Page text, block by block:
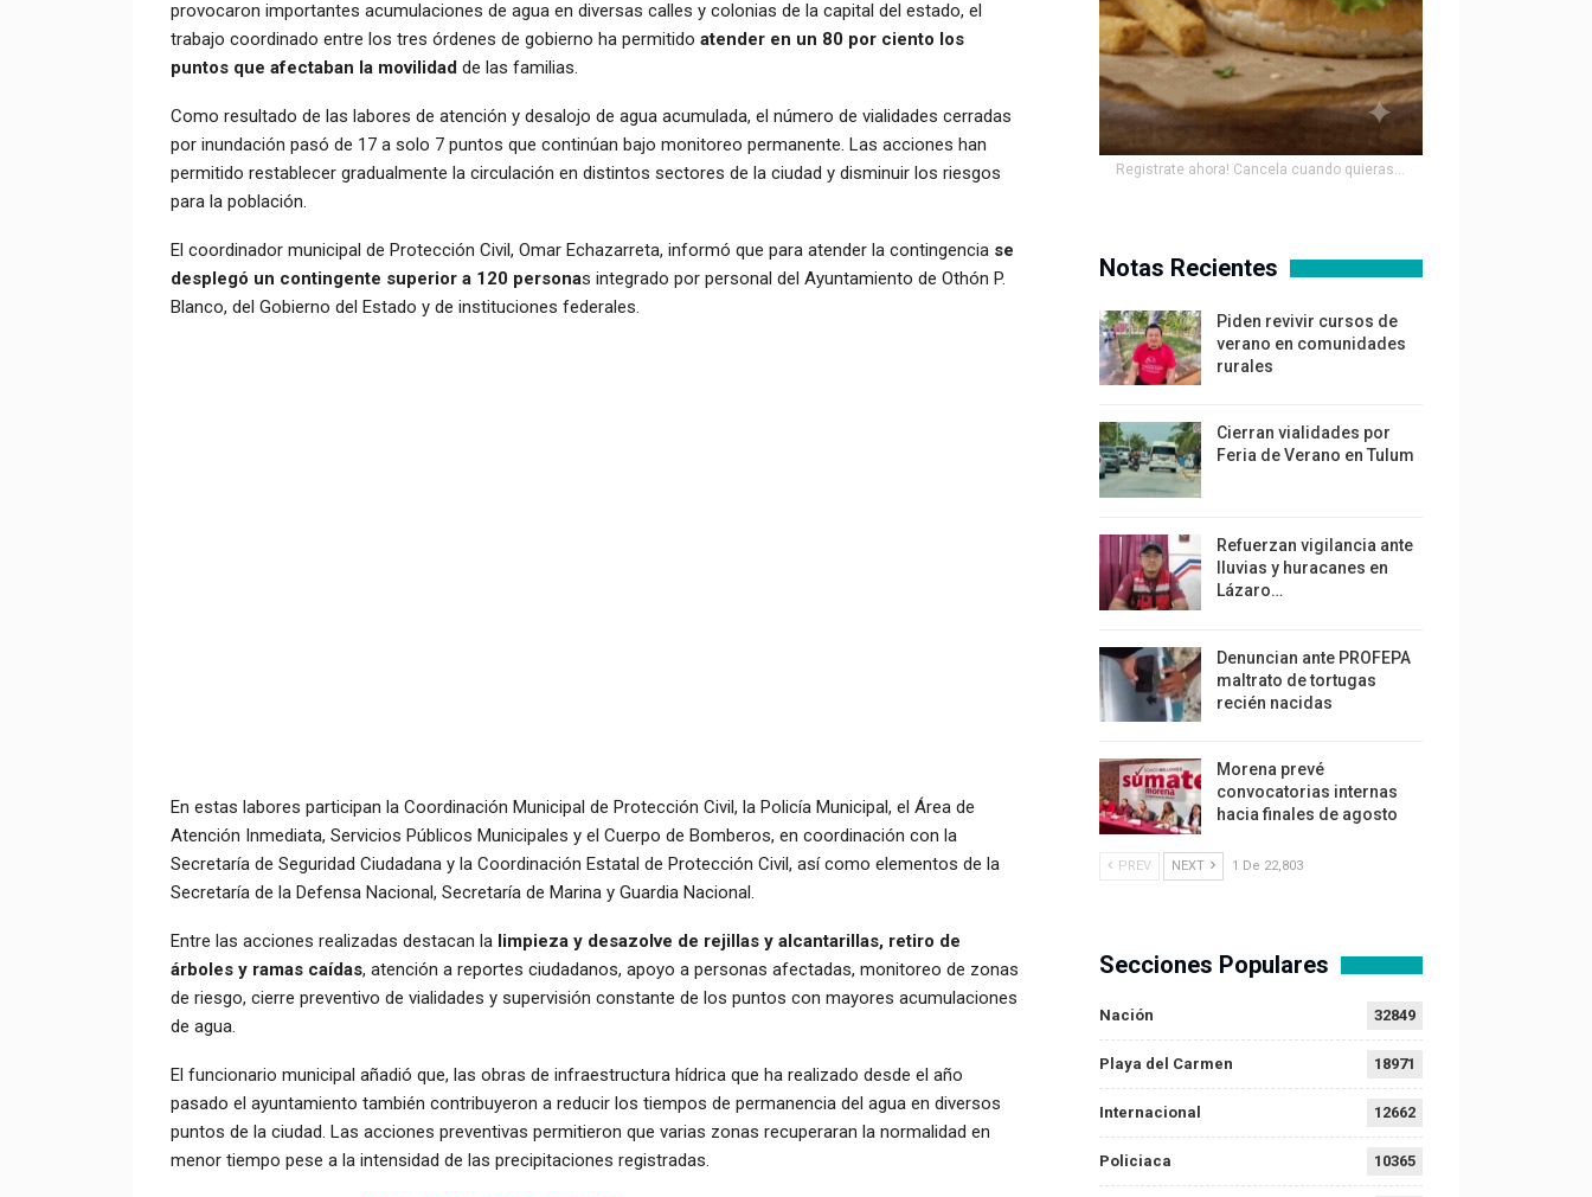
provocaron importantes acumulaciones de agua en diversas calles y colonias de la capital del estado, el
trabajo coordinado entre los tres órdenes de gobierno ha permitido atender en un 80 por ciento los
puntos que afectaban la movilidad de las familias.
Como resultado de las labores de atención y desalojo de agua acumulada, el número de vialidades cerradas
por inundación pasó de 17 a solo 7 puntos que continúan bajo monitoreo permanente. Las acciones han
permitido restablecer gradualmente la circulación en distintos sectores de la ciudad y disminuir los riesgos
para la población.
El coordinador municipal de Protección Civil, Omar Echazarreta, informó que para atender la contingencia se
desplegó un contingente superior a 120 personas integrado por personal del Ayuntamiento de Othón P.
Blanco, del Gobierno del Estado y de instituciones federales.
En estas labores participan la Coordinación Municipal de Protección Civil, la Policía Municipal, el Área de
Atención Inmediata, Servicios Públicos Municipales y el Cuerpo de Bomberos, en coordinación con la
Secretaría de Seguridad Ciudadana y la Coordinación Estatal de Protección Civil, así como elementos de la
Secretaría de la Defensa Nacional, Secretaría de Marina y Guardia Nacional.
Entre las acciones realizadas destacan la limpieza y desazolve de rejillas y alcantarillas, retiro de
árboles y ramas caídas, atención a reportes ciudadanos, apoyo a personas afectadas, monitoreo de zonas
de riesgo, cierre preventivo de vialidades y supervisión constante de los puntos con mayores acumulaciones
de agua.
El funcionario municipal añadió que, las obras de infraestructura hídrica que ha realizado desde el año
pasado el ayuntamiento también contribuyeron a reducir los tiempos de permanencia del agua en diversos
puntos de la ciudad. Las acciones preventivas permitieron que varias zonas recuperaran la normalidad en
menor tiempo pese a la intensidad de las precipitaciones registradas.
Registrate ahora! Cancela cuando quieras...
Notas Recientes
Piden revivir cursos de
verano en comunidades
rurales
Cierran vialidades por
Feria de Verano en Tulum
Refuerzan vigilancia ante
lluvias y huracanes en
Lázaro…
Denuncian ante PROFEPA
maltrato de tortugas
recién nacidas
Morena prevé
convocatorias internas
hacia finales de agosto
PREV NEXT 1 De 22,803
Secciones Populares
Nación 32849
Playa del Carmen 18971
Internacional 12662
Policiaca 10365